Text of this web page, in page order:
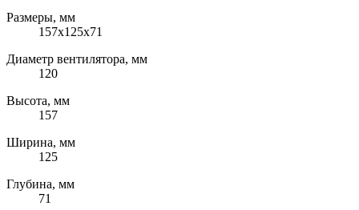
Размеры, мм
157x125x71
Диаметр вентилятора, мм
120
Высота, мм
157
Ширина, мм
125
Глубина, мм
71